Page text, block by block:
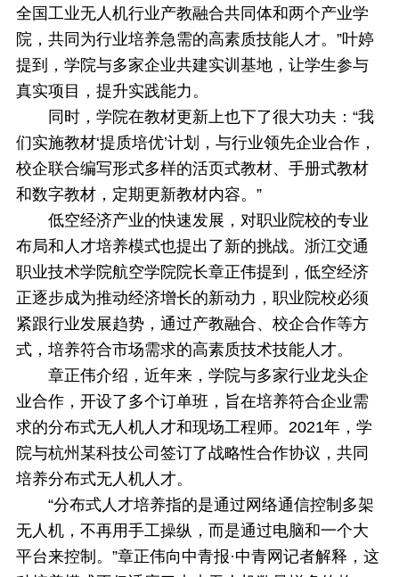
全国工业无人机行业产教融合共同体和两个产业学
院，共同为行业培养急需的高素质技能人才。”叶婷
提到，学院与多家企业共建实训基地，让学生参与
真实项目，提升实践能力。
同时，学院在教材更新上也下了很大功夫：“我
们实施教材‘提质培优’计划，与行业领先企业合作，
校企联合编写形式多样的活页式教材、手册式教材
和数字教材，定期更新教材内容。”
低空经济产业的快速发展，对职业院校的专业
布局和人才培养模式也提出了新的挑战。浙江交通
职业技术学院航空学院院长章正伟提到，低空经济
正逐步成为推动经济增长的新动力，职业院校必须
紧跟行业发展趋势，通过产教融合、校企合作等方
式，培养符合市场需求的高素质技术技能人才。
章正伟介绍，近年来，学院与多家行业龙头企
业合作，开设了多个订单班，旨在培养符合企业需
求的分布式无人机人才和现场工程师。2021年，学
院与杭州某科技公司签订了战略性合作协议，共同
培养分布式无人机人才。
“分布式人才培养指的是通过网络通信控制多架
无人机，不再用手工操纵，而是通过电脑和一个大
平台来控制。”章正伟向中青报·中青网记者解释，这